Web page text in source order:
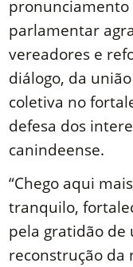
parlamentar
vereadores e
diálogo, da
coletiva no
defesa dos
canindeense.
“Chego aqui
tranquilo,
pela gratidão
reconstrução da